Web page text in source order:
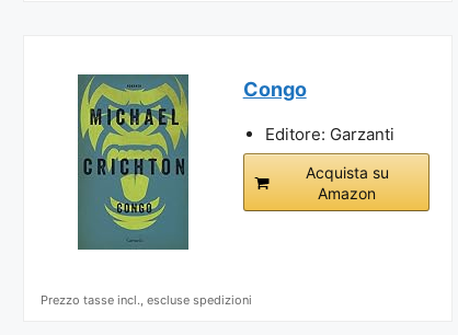
Congo
Editore: Garzanti
Acquista su
Amazon
Prezzo tasse incl., escluse spedizioni